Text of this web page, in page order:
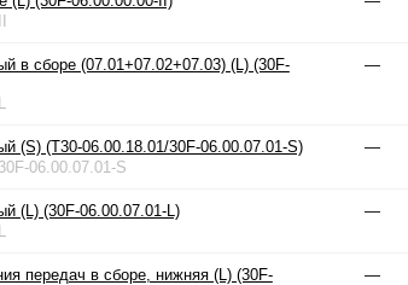
в сборе (07.01+07.02+07.03) (L) (30F-
—
(S) (T30-06.00.18.01/30F-06.00.07.01-S)
06.00.07.01-S
—
(L) (30F-06.00.07.01-L)
—
передач в сборе, нижняя (L) (30F-
—